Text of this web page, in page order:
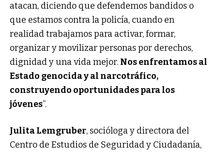
atacan, diciendo que defendemos bandidos o
que estamos contra la policía, cuando en
realidad trabajamos para activar, formar,
organizar y movilizar personas por derechos,
dignidad y una vida mejor. Nos enfrentamos al
Estado genocida y al narcotráfico,
construyendo oportunidades para los
jóvenes”.
Julita Lemgruber, socióloga y directora del
Centro de Estudios de Seguridad y Ciudadanía,